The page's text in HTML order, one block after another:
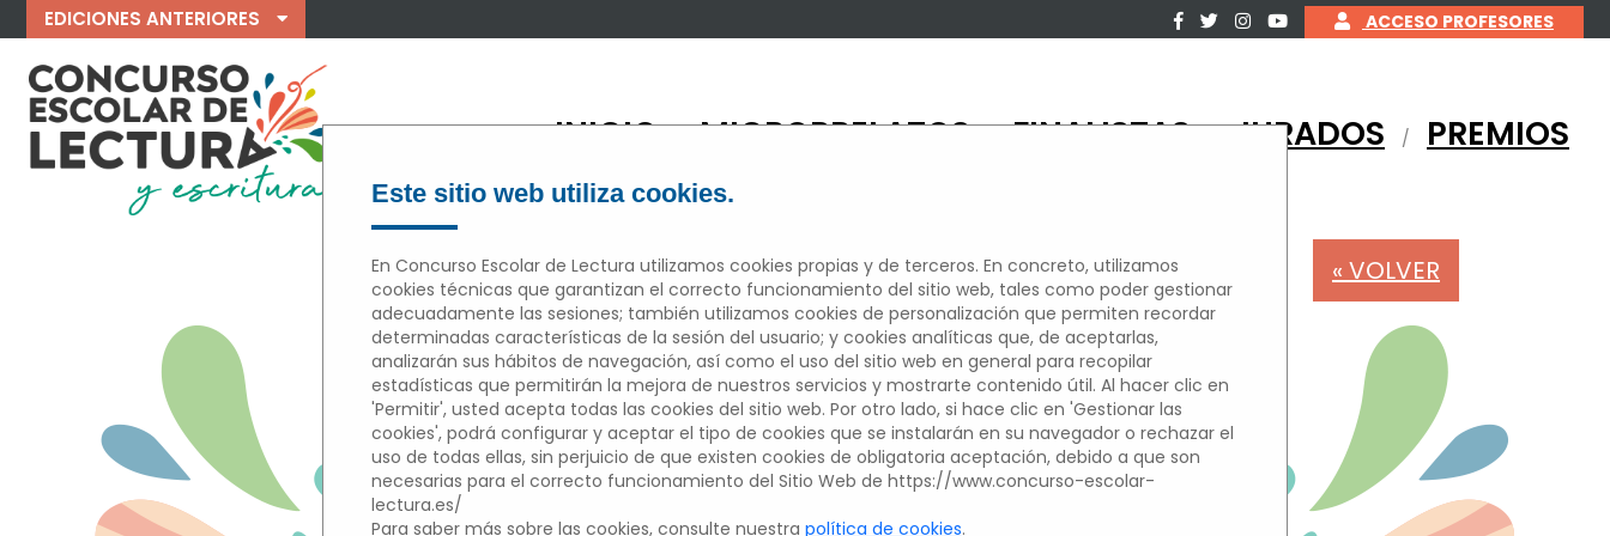
EDICIONES ANTERIORES ACCESO PROFESORES
INICIO MICRORRELATOS FINALISTAS JURADOS / PREMIOS
« VOLVER
MICRORRELATOS
Edición 2022/2023
Participantes del centros educativo
Este sitio web utiliza cookies.
En Concurso Escolar de Lectura utilizamos cookies propias y de terceros. En concreto, utilizamos
cookies técnicas que garantizan el correcto funcionamiento del sitio web, tales como poder gestionar
adecuadamente las sesiones; también utilizamos cookies de personalización que permiten recordar
determinadas características de la sesión del usuario; y cookies analíticas que, de aceptarlas,
analizarán sus hábitos de navegación, así como el uso del sitio web en general para recopilar
estadísticas que permitirán la mejora de nuestros servicios y mostrarte contenido útil. Al hacer clic en
'Permitir', usted acepta todas las cookies del sitio web. Por otro lado, si hace clic en 'Gestionar las
cookies', podrá configurar y aceptar el tipo de cookies que se instalarán en su navegador o rechazar el
uso de todas ellas, sin perjuicio de que existen cookies de obligatoria aceptación, debido a que son
necesarias para el correcto funcionamiento del Sitio Web de https://www.concurso-escolar-
lectura.es/
Para saber más sobre las cookies, consulte nuestra política de cookies.